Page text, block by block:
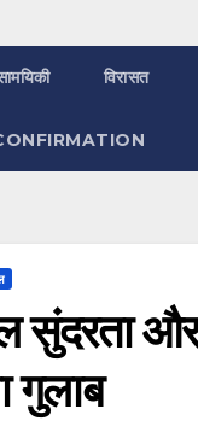
विरासत
सुंदरता और
गुलाब